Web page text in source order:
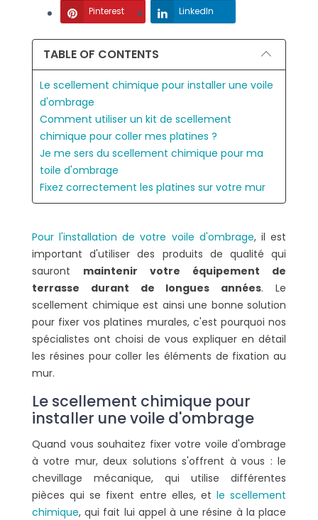
Pinterest LinkedIn
TABLE OF CONTENTS
Le scellement chimique pour installer une voile
d'ombrage
Comment utiliser un kit de scellement
chimique pour coller mes platines ?
Je me sers du scellement chimique pour ma
toile d'ombrage
Fixez correctement les platines sur votre mur
Pour l'installation de votre voile d'ombrage, il est
important d'utiliser des produits de qualité qui
sauront maintenir votre équipement de
terrasse durant de longues années. Le
scellement chimique est ainsi une bonne solution
pour fixer vos platines murales, c'est pourquoi nos
spécialistes ont choisi de vous expliquer en détail
les résines pour coller les éléments de fixation au
mur.
Le scellement chimique pour
installer une voile d'ombrage
Quand vous souhaitez fixer votre voile d'ombrage
à votre mur, deux solutions s'offrent à vous : le
chevillage mécanique, qui utilise différentes
pièces qui se fixent entre elles, et le scellement
chimique, qui fait lui appel à une résine à la place